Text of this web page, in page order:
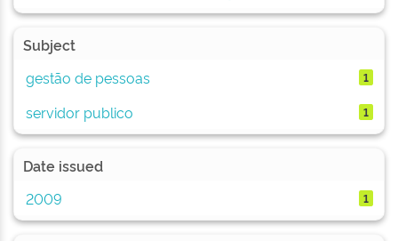
Subject
gestão de pessoas
1
servidor publico 1
Date issued
2009
1